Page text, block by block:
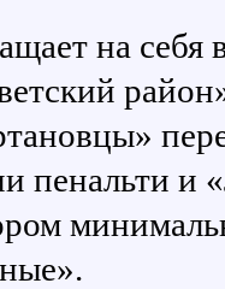
на себя
пенальти и